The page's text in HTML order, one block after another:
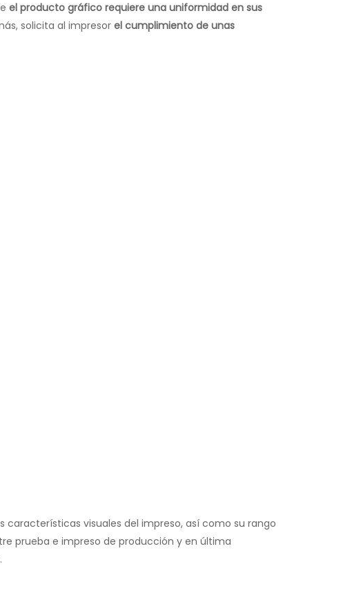
el producto gráfico requiere una uniformidad en sus
solicita al impresorel cumplimiento de unas
características visuales del impreso, así como su rango
prueba e impreso de producción y en última